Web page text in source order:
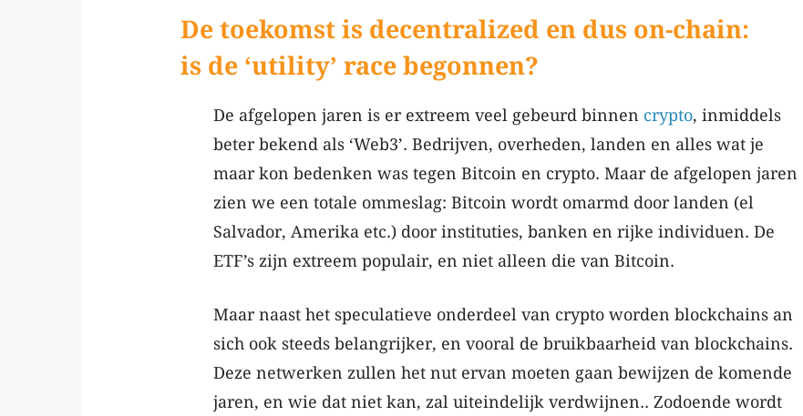
De toekomst is decentralized en dus on-chain:
is de ‘utility’ race begonnen?
De afgelopen jaren is er extreem veel gebeurd binnen crypto, inmiddels
beter bekend als ‘Web3’. Bedrijven, overheden, landen en alles wat je
maar kon bedenken was tegen Bitcoin en crypto. Maar de afgelopen jaren
zien we een totale ommeslag: Bitcoin wordt omarmd door landen (el
Salvador, Amerika etc.) door instituties, banken en rijke individuen. De
ETF’s zijn extreem populair, en niet alleen die van Bitcoin.
Maar naast het speculatieve onderdeel van crypto worden blockchains an
sich ook steeds belangrijker, en vooral de bruikbaarheid van blockchains.
Deze netwerken zullen het nut ervan moeten gaan bewijzen de komende
jaren, en wie dat niet kan, zal uiteindelijk verdwijnen.. Zodoende wordt